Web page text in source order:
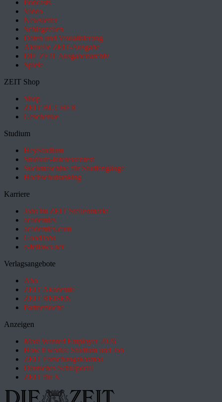
Podcasts
Video
Newsletter
Schlagzeilen
Daten und Visualisierung
Aktuelle ZEIT-Ausgabe
DIE ZEIT Ausgabenarchiv
Spiele
ZEIT Shop
Shop
ZEIT BÜCHER
Geschenke
Studium
HeyStudium
Studium-Interessentest
Suchmaschine für Studiengänge
Hochschulranking
Karriere
Jobs im ZEIT Stellenmarkt
academics
academics.com
GoodJobs
e-fellows.net
Verlagsangebote
Abo
ZEIT Akademie
ZEIT REISEN
Partnersuche
Anzeigen
Most Wanted Employer 2026
How it works: Studium und Job
ZEIT Forschungskosmos
Deutsches Schulportal
ZEIT für X